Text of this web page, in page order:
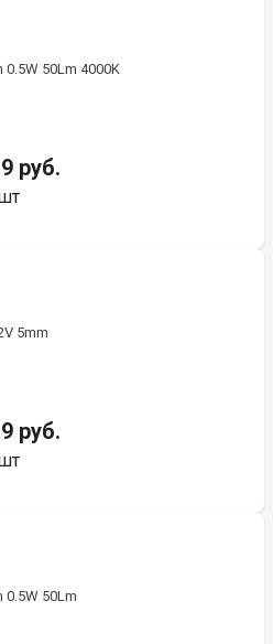
50Lm 4000K
9 руб.
5mm
9 руб.
50Lm